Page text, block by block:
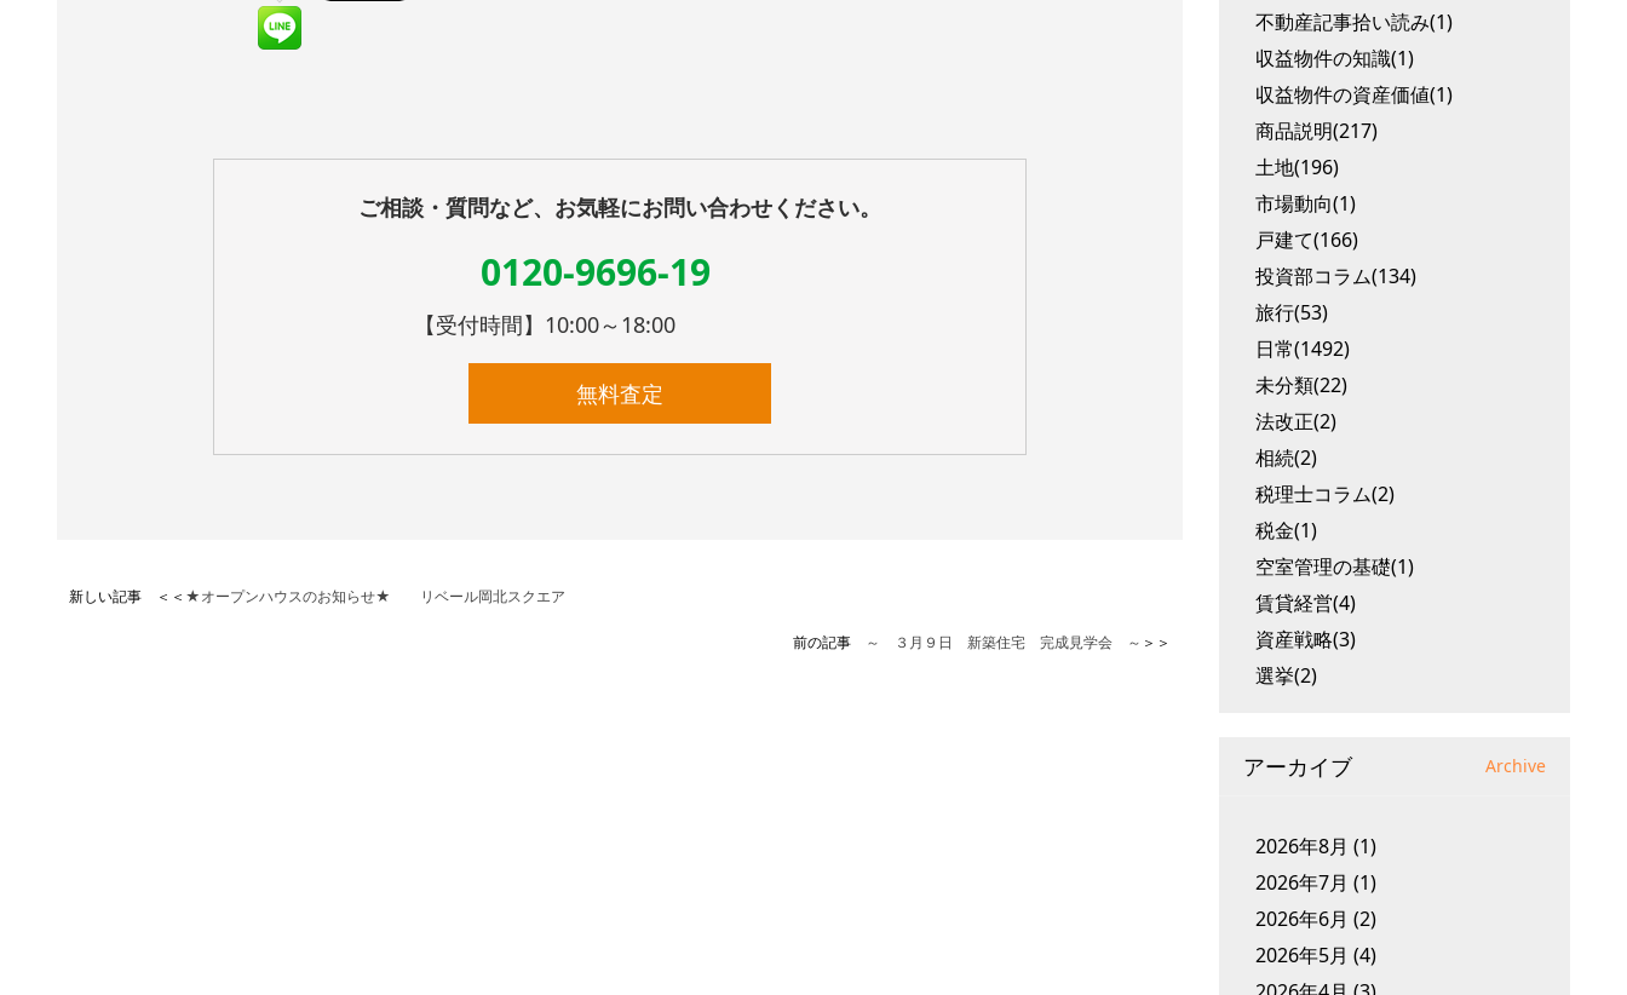
ご相談・質問など、お気軽にお問い合わせください。
0120-9696-19
【受付時間】10:00～18:00
無料査定
新しい記事 ＜＜ ★オープンハウスのお知らせ★ リベール岡北スクエア
前の記事 ～ ３月９日 新築住宅 完成見学会 ～ ＞＞
不動産記事拾い読み(1)
収益物件の知識(1)
収益物件の資産価値(1)
商品説明(217)
土地(196)
市場動向(1)
戸建て(166)
投資部コラム(134)
旅行(53)
日常(1492)
未分類(22)
法改正(2)
相続(2)
税理士コラム(2)
税金(1)
空室管理の基礎(1)
賃貸経営(4)
資産戦略(3)
選挙(2)
アーカイブ Archive
2026年8月 (1)
2026年7月 (1)
2026年6月 (2)
2026年5月 (4)